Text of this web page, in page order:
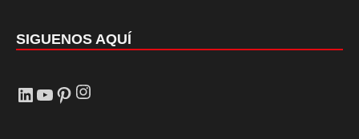
SIGUENOS AQUÍ
LinkedIn
YouTube
Pinterest
Instagram